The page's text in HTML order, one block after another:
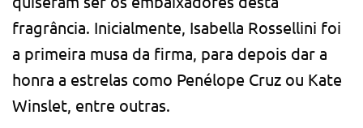
fragrância. Inicialmente, Isabella Rossellini foi
a primeira musa da firma, para depois dar a
honra a estrelas como Penélope Cruz ou Kate
Winslet, entre outras.